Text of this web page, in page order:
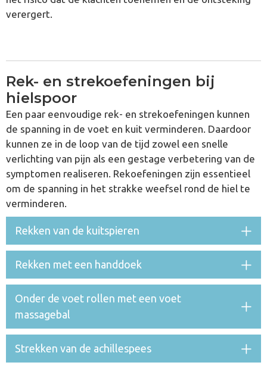
verergert.
Rek- en strekoefeningen bij
hielspoor
Een paar eenvoudige rek- en strekoefeningen kunnen
de spanning in de voet en kuit verminderen. Daardoor
kunnen ze in de loop van de tijd zowel een snelle
verlichting van pijn als een gestage verbetering van de
symptomen realiseren. Rekoefeningen zijn essentieel
om de spanning in het strakke weefsel rond de hiel te
verminderen.
Rekken van de kuitspieren
Rekken met een handdoek
Onder de voet rollen met een voet
massagebal
Strekken van de achillespees